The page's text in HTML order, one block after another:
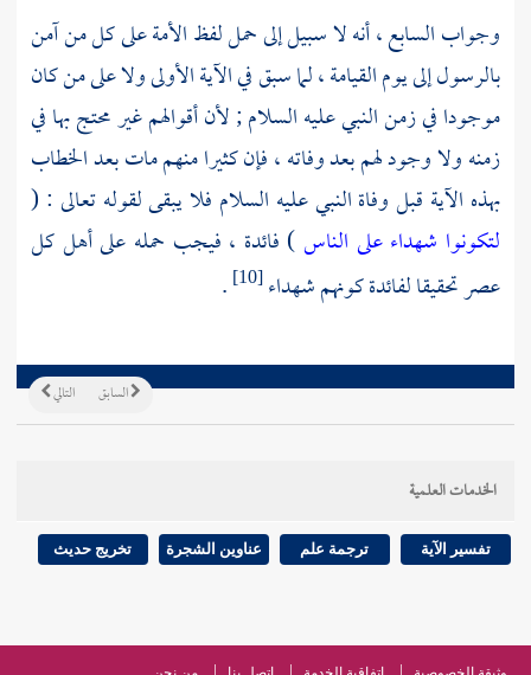
وجواب السابع ، أنه لا سبيل إلى حمل لفظ الأمة على كل من آمن
بالرسول إلى يوم القيامة ، لما سبق في الآية الأولى ولا على من كان
موجودا في زمن النبي عليه السلام ; لأن أقوالهم غير محتج بها في
زمنه ولا وجود لهم بعد وفاته ، فإن كثيرا منهم مات بعد الخطاب
بهذه الآية قبل وفاة النبي عليه السلام فلا يبقى لقوله تعالى : (
لتكونوا شهداء على الناس) فائدة ، فيجب حمله على أهل كل
عصر تحقيقا لفائدة كونهم شهداء[10]
.
التالي السابق
الخدمات العلمية
تفسير الآية ترجمة علم عناوين الشجرة تخريج حديث